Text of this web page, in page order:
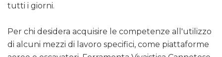
tutti i giorni.
Per chi desidera acquisire le competenze all'utilizzo
di alcuni mezzi di lavoro specifici, come piattaforme